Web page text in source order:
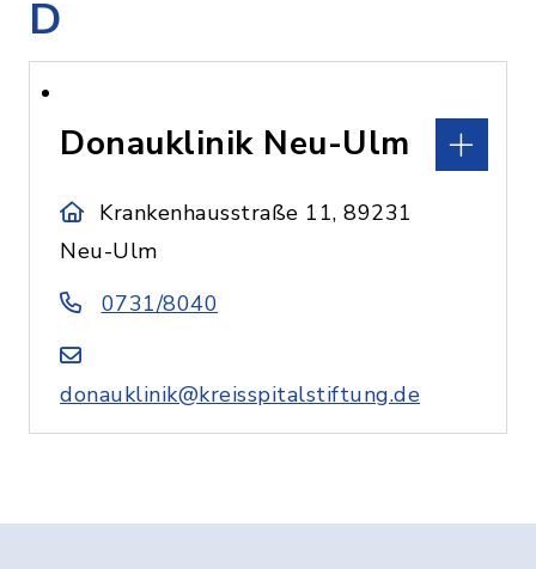
D
Donauklinik Neu-Ulm
Krankenhausstraße 11, 89231
Neu-Ulm
0731/8040
donauklinik@kreisspitalstiftung.de